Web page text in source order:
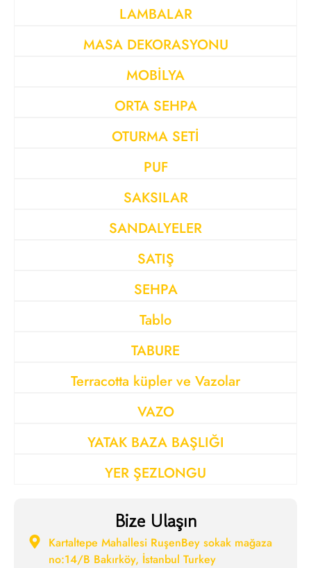
LAMBALAR
MASA DEKORASYONU
MOBİLYA
ORTA SEHPA
OTURMA SETİ
PUF
SAKSILAR
SANDALYELER
SATIŞ
SEHPA
Tablo
TABURE
Terracotta küpler ve Vazolar
VAZO
YATAK BAZA BAŞLIĞI
YER ŞEZLONGU
Bize Ulaşın
Kartaltepe Mahallesi RuşenBey sokak mağaza
no:14/B Bakırköy, İstanbul Turkey